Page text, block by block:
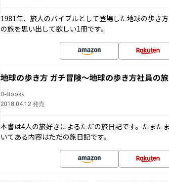
1981年、旅人のバイブルとして登場した地球の歩
の旅を思い出して欲しい1冊です。
地球の歩き方 ガチ冒険～地球の歩き方社員の
D-Books
2018.04.12 発売
本書は4人の旅好きによるただの旅日記です。たまた
いてある内容はただの旅日記です。